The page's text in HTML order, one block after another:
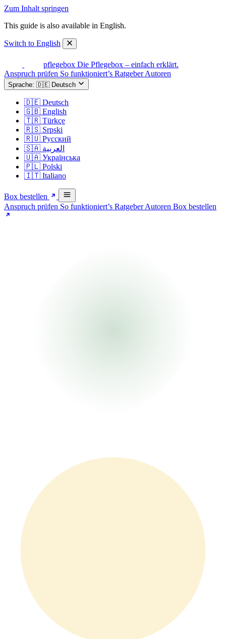
Zum Inhalt springen
This guide is also available in English.
Switch to English
pflegebox Die Pflegebox – einfach erklärt.
Anspruch prüfen So funktioniert’s RatgeberAutoren
Sprache: 🇩🇪 Deutsch
🇩🇪 Deutsch
🇬🇧 English
🇹🇷 Türkçe
🇷🇸 Srpski
🇷🇺 Русский
🇸🇦 العربية
🇺🇦 Українська
🇵🇱 Polski
🇮🇹 Italiano
Box bestellen
Anspruch prüfen So funktioniert’s RatgeberAutoren Box bestellen